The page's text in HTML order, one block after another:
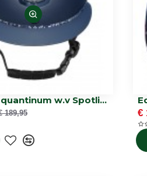
Fair Play quantinum w.v Spotlight matt
189,95
€